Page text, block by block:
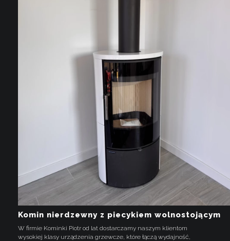
Komin nierdzewny z piecykiem wolnostojącym
W firmie Kominki Piotr od lat dostarczamy naszym klientom
wysokiej klasy urządzenia grzewcze, które łączą wydajność,